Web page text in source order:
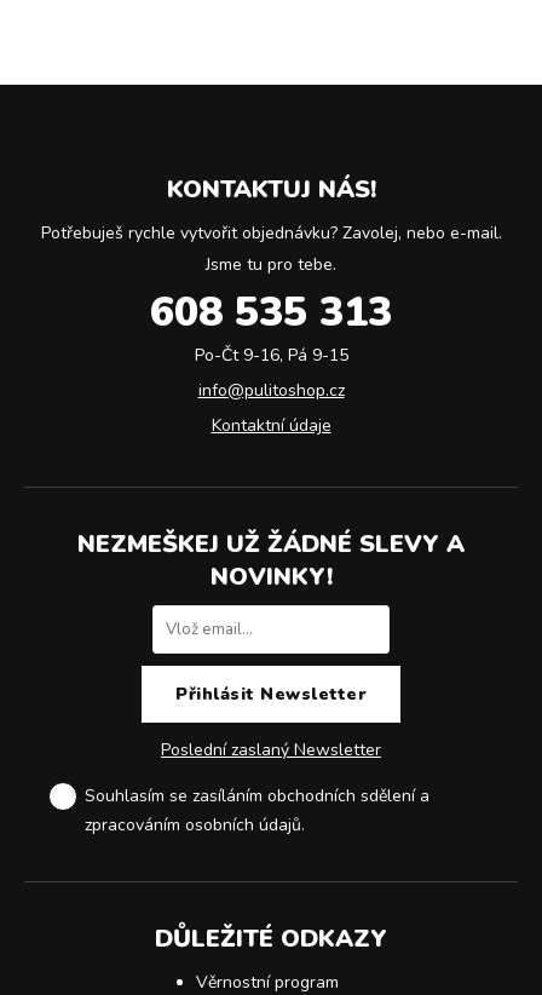
KONTAKTUJ NÁS!
Potřebuješ rychle vytvořit objednávku? Zavolej, nebo e-mail.
Jsme tu pro tebe.
608 535 313
Po-Čt 9-16, Pá 9-15
info@pulitoshop.cz
Kontaktní údaje
NEZMEŠKEJ UŽ ŽÁDNÉ SLEVY A
NOVINKY!
Poslední zaslaný Newsletter
Souhlasím se zasíláním obchodních sdělení a
zpracováním osobních údajů.
DŮLEŽITÉ ODKAZY
Věrnostní program